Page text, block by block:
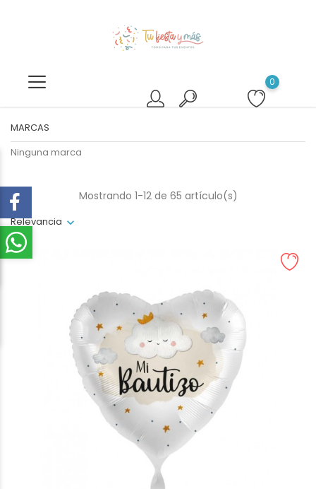
0
MARCAS
Ninguna marca
Relevancia
Mostrando 1-12 de 65 artículo(s)